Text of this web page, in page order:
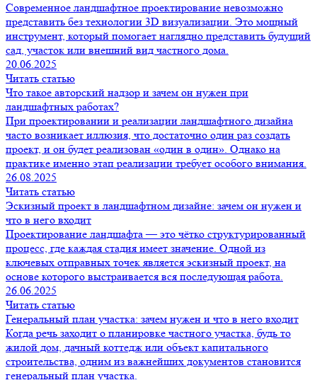
Современное ландшафтное проектирование невозможно
представить без технологии 3D визуализации. Это мощный
инструмент, который помогает наглядно представить будущий
сад, участок или внешний вид частного дома.
20.06.2025
Читать статью
Что такое авторский надзор и зачем он нужен при
ландшафтных работах?
При проектировании и реализации ландшафтного дизайна
часто возникает иллюзия, что достаточно один раз создать
проект, и он будет реализован «один в один». Однако на
практике именно этап реализации требует особого внимания.
26.08.2025
Читать статью
Эскизный проект в ландшафтном дизайне: зачем он нужен и
что в него входит
Проектирование ландшафта — это чётко структурированный
процесс, где каждая стадия имеет значение. Одной из
ключевых отправных точек является эскизный проект, на
основе которого выстраивается вся последующая работа.
26.06.2025
Читать статью
Генеральный план участка: зачем нужен и что в него входит
Когда речь заходит о планировке частного участка, будь то
жилой дом, дачный коттедж или объект капитального
строительства, одним из важнейших документов становится
генеральный план участка.